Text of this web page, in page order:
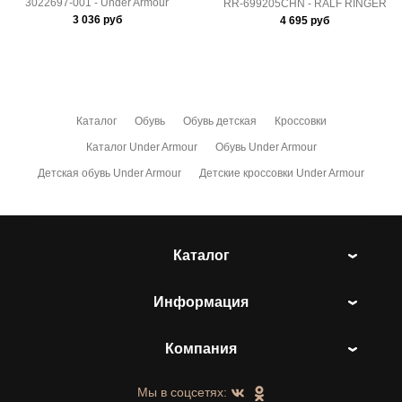
3 036руб
RR-699205CHN - RALF RINGER
4 695 руб
Каталог Обувь Обувь детская Кроссовки
Каталог Under Armour Обувь Under Armour
Детская обувь Under Armour Детские кроссовки Under Armour
Каталог
Информация
Компания
Мы в соцсетях: